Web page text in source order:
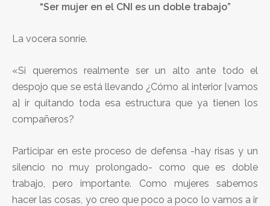
“Ser mujer en el CNI es un doble trabajo”
La vocera sonríe.
«Si queremos realmente ser un alto ante todo el
despojo que se está llevando ¿Cómo al interior [vamos
a] ir quitando toda esa estructura que ya tienen los
compañeros?
Participar en este proceso de defensa -hay risas y un
silencio no muy prolongado- como que es doble
trabajo, pero importante. Como mujeres sabemos
hacer las cosas, yo creo que poco a poco lo vamos a ir